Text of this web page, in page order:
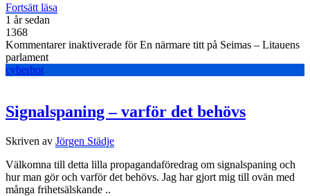
Fortsätt läsa
1 år sedan
1368
Kommentarer inaktiverade för En närmare titt på Seimas – Litauens
parlament
cyberhot
Signalspaning – varför det behövs
Skriven av Jörgen Städje
Välkomna till detta lilla propagandaföredrag om signalspaning och
hur man gör och varför det behövs. Jag har gjort mig till ovän med
många frihetsälskande ..